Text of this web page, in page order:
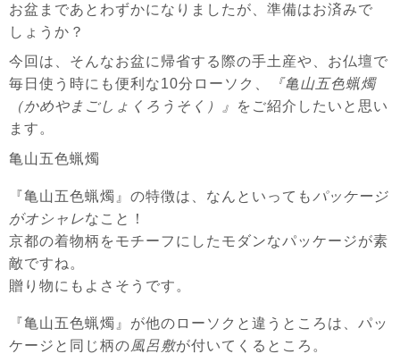
お盆まであとわずかになりましたが、準備はお済みで
しょうか？
今回は、そんなお盆に帰省する際の手土産や、お仏壇で
毎日使う時にも便利な10分ローソク
『亀山五色蝋燭
（かめやまごしょくろうそく）』
をご紹介したいと思い
ます。
亀山五色蝋燭
『亀山五色蝋燭』の特徴は、なんといっても パッケージ
がオシャレなこと！
京都の着物柄をモチーフにしたモダンなパッケージが素
敵ですね。
贈り物にもよさそうです。
『亀山五色蝋燭』が他のローソクと違うところは、パッ
ケージと同じ柄の風呂敷が付いてくるところ。